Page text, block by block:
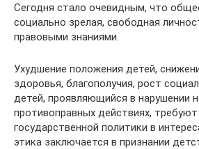
Сегодня стало очевидным, что
социально зрелая, свободная
правовыми знаниями.
Ухудшение положения детей,
здоровья, благополучия, рост
детей, проявляющийся в нарушении
противоправных действиях,
государственной политики в
этика заключается в признании